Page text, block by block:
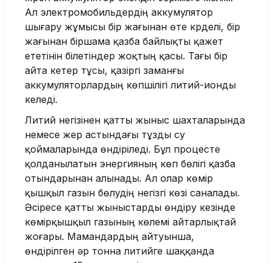
Ал электромобильдердің аккумулятор
шығару жұмысы бір жағынан өте күрделі, бір
жағынан біршама қазба байлықты қажет
ететінін білетіндер жоқтың қасы. Тағы бір
айта кетер тұсы, қазіргі заманғы
аккумуляторлардың көпшілігі литий-ионды
келеді.
Литий негізінен қатты жыныс шахталарында
немесе жер астындағы тұзды су
қоймаларында өндіріледі. Бұл процесте
қолданылатын энергияның көп бөлігі қазба
отындарынан алынады. Ал олар көмір
қышқыл газын бөлудің негізгі көзі саналады.
Әсіресе қатты жыныстарды өндіру кезінде
көмірқышқыл газының көлемі айтарлықтай
жоғары. Мамандардың айтуынша,
өндірілген әр тонна литийге шаққанда